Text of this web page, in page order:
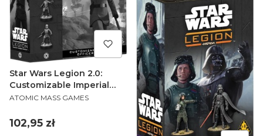
Star Wars Legion 2.0:
Customizable Imperial
Officer & Agent
PRODUCENT
ATOMIC MASS GAMES
Cena
102,95 zł